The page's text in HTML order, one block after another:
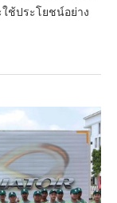
ช้ประโยชน์อย่าง